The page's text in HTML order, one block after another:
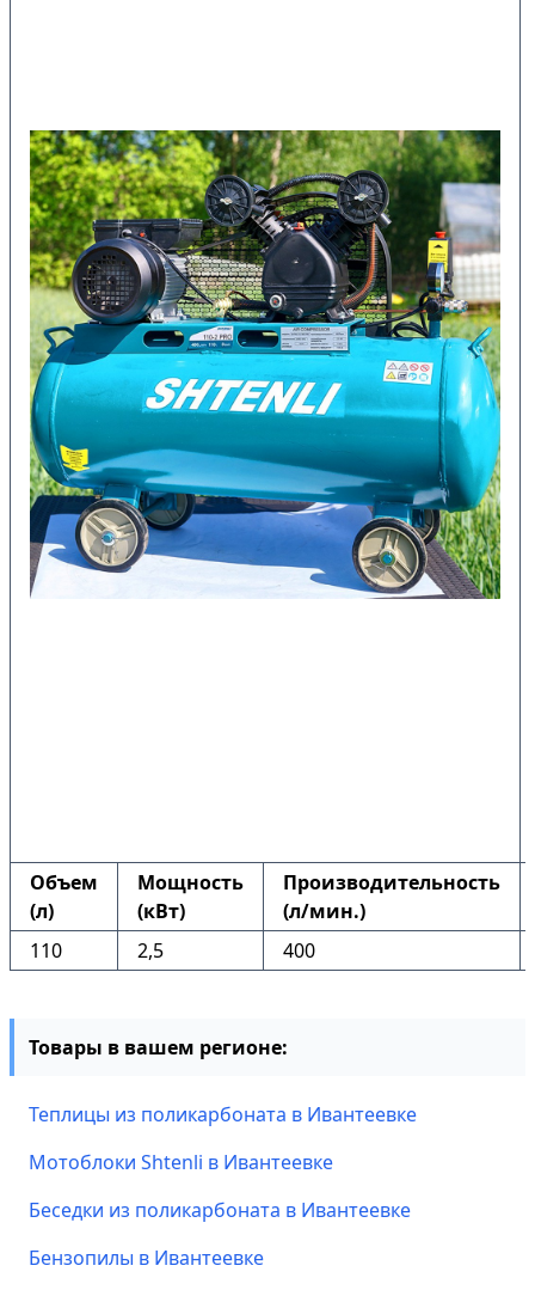
Объем
(л)
Мощность
(кВт)
Производительность
(л/мин.)
110
2,5 400
Товары в вашем регионе:
Теплицы из поликарбоната в Ивантеевке
Мотоблоки Shtenli в Ивантеевке
Беседки из поликарбоната в Ивантеевке
Бензопилы в Ивантеевке